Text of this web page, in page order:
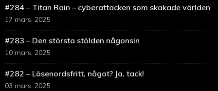
#284 – Titan Rain – cyberattacken som skakade världen
17 mars, 2025
#283 – Den största stölden någonsin
10 mars, 2025
#282 – Lösenordsfritt, något? Ja, tack!
03 mars, 2025